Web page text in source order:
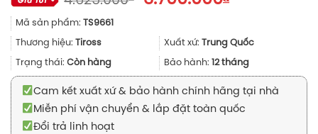
4.625.000₫.là:
3.700.000₫.
Mã sản phẩm: TS9661
Thương hiệu: Tiross Xuất xứ: Trung Quốc
Trạng thái: Còn hàng Bảo hành: 12 tháng
Cam kết xuất xứ & bảo hành chính hãng tại nhà
Miễn phí vận chuyển & lắp đặt toàn quốc
Đổi trả linh hoạt